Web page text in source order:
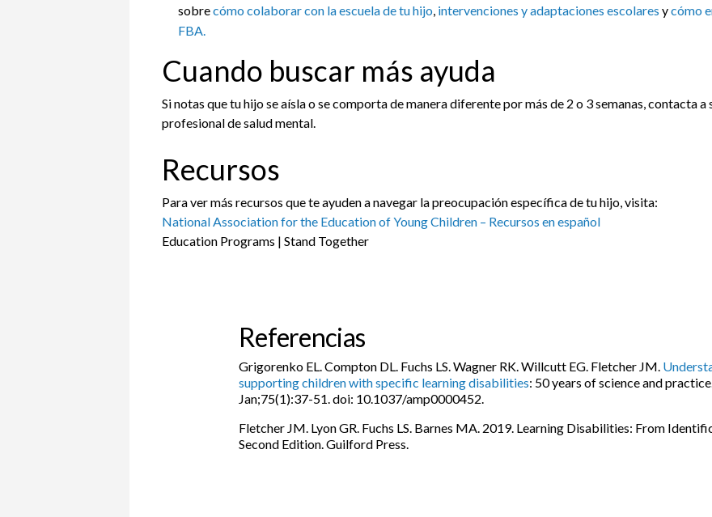
sobrecómo colaborar con la escuela de tu hijo, intervenciones y adaptaciones escolares ycómo
FBA.
Cuando buscar más ayuda
Si notas que tu hijo se aísla o se comporta de manera diferente por más de 2 o 3 semanas, contacta
profesional de salud mental.
Recursos
Para ver más recursos que te ayuden a navegar la preocupación específica de tu hijo, visita:
National Association for the Education of Young Children – Recursos en español
Education Programs | Stand Together
Referencias
Grigorenko EL. Compton DL. Fuchs LS. Wagner RK. Willcutt EG. Fletcher JM.
supporting children with specific learning disabilities: 50 years of science and
Jan;75(1):37-51. doi: 10.1037/amp0000452.
Fletcher JM. Lyon GR. Fuchs LS. Barnes MA. 2019. Learning Disabilities: From
Second Edition. Guilford Press.